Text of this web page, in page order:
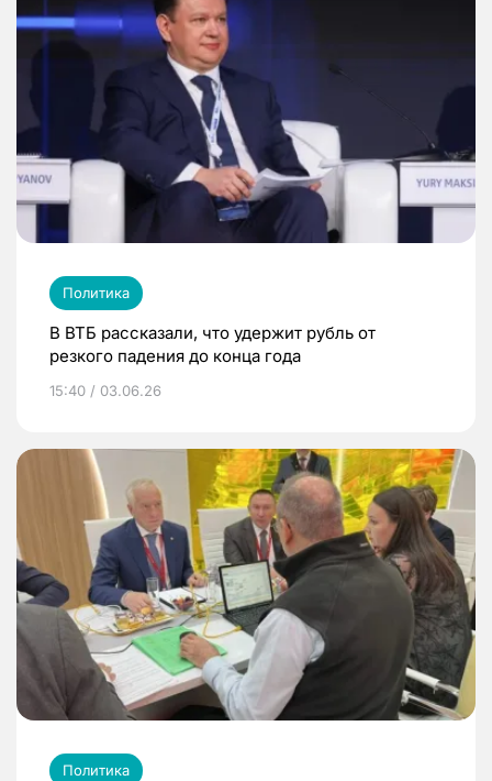
Политика
В ВТБ рассказали, что удержит рубль от
резкого падения до конца года
15:40 / 03.06.26
Политика